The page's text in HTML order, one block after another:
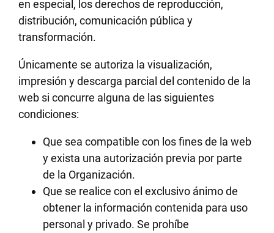
en especial, los derechos de reproducción,
distribución, comunicación pública y
transformación.
Únicamente se autoriza la visualización,
impresión y descarga parcial del contenido de la
web si concurre alguna de las siguientes
condiciones:
Que sea compatible con los fines de la web
y exista una autorización previa por parte
de la Organización.
Que se realice con el exclusivo ánimo de
obtener la información contenida para uso
personal y privado. Se prohíbe